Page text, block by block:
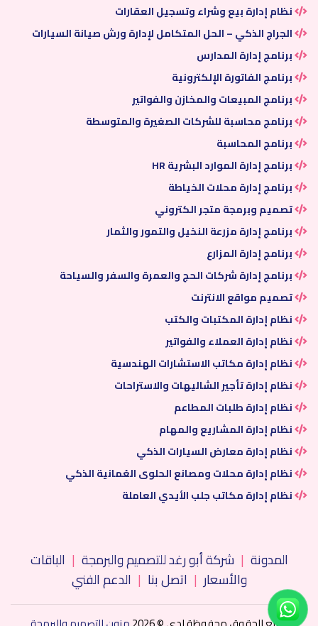
نظام إدارة بيع وشراء وتسجيل العقارات
الجراج الذكي – الحل المتكامل لإدارة ورش صيانة السيارات
برنامج إدارة المدارس
برنامج الفاتورة الإلكترونية
برنامج المبيعات والمخازن والفواتير
برنامج محاسبة للشركات الصغيرة والمتوسطة
برنامج المحاسبة
برنامج إدارة الموارد البشرية HR
برنامج إدارة محلات الخياطة
تصميم وبرمجة متجر الكتروني
برنامج إدارة مزرعة النخيل والتمور والثمار
برنامج إدارة المزارع
برنامج إدارة شركات الحج والعمرة والسفر والسياحة
تصميم مواقع الانترنت
نظام إدارة المكتبات والكتب
نظام إدارة العملاء والفواتير
نظام إدارة مكاتب الاستشارات الهندسية
نظام إدارة تأجير الشاليهات والاستراحات
نظام إدارة طلبات المطاعم
نظام إدارة المشاريع والمهام
نظام إدارة معارض السيارات الذكي
نظام إدارة محلات ومصانع الحلوى العُمانية الذكي
نظام إدارة مكاتب جلب الأيدي العاملة
المدونة | شركة أبو رغد للتصميم والبرمجة | الباقات
والأسعار | اتصل بنا | الدعم الفني